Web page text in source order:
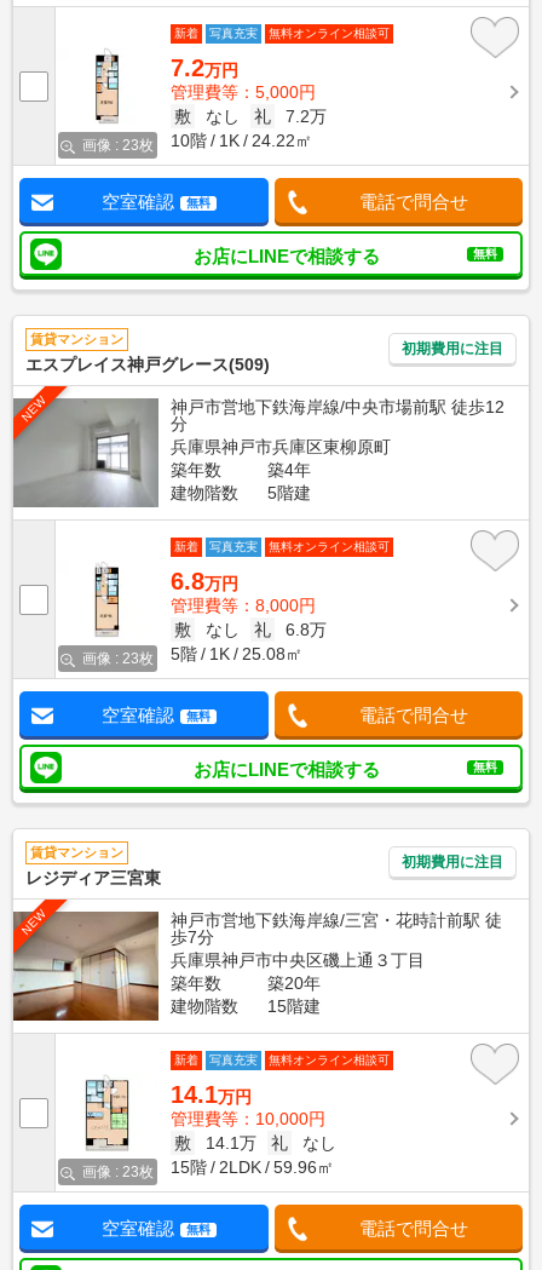
画像 : 23枚
新着 写真充実 無料オンライン相談可
7.2万円
管理費等：5,000円
敷
なし 礼
7.2万
10階
1K 24.22㎡
空室確認 無料 電話で問合せ
お店にLINEで相談する 無料
賃貸マンション
エスプレイス神戸グレース(509)
初期費用に注目
NEW
神戸市営地下鉄海岸線/中央市場前駅 徒歩12
分
兵庫県神戸市兵庫区東柳原町
築年数
築4年
建物階数
5階建
画像 : 23枚
新着 写真充実 無料オンライン相談可
6.8万円
管理費等：8,000円
敷
なし 礼
6.8万
5階
1K 25.08㎡
空室確認 無料 電話で問合せ
お店にLINEで相談する 無料
賃貸マンション
レジディア三宮東
初期費用に注目
NEW
神戸市営地下鉄海岸線/三宮・花時計前駅 徒
歩7分
兵庫県神戸市中央区磯上通３丁目
築年数
築20年
建物階数
15階建
画像 : 23枚
新着 写真充実 無料オンライン相談可
14.1万円
管理費等：10,000円
敷
14.1万 礼
なし
15階
2LDK 59.96㎡
空室確認 無料 電話で問合せ